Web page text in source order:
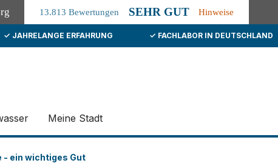
13.813 Bewertungen SEHR GUT Hinweise
✓ JAHRELANGE ERFAHRUNG ✓ FACHLABOR IN DEUTSCHLAND
Meine Stadt
- ein wichtiges Gut